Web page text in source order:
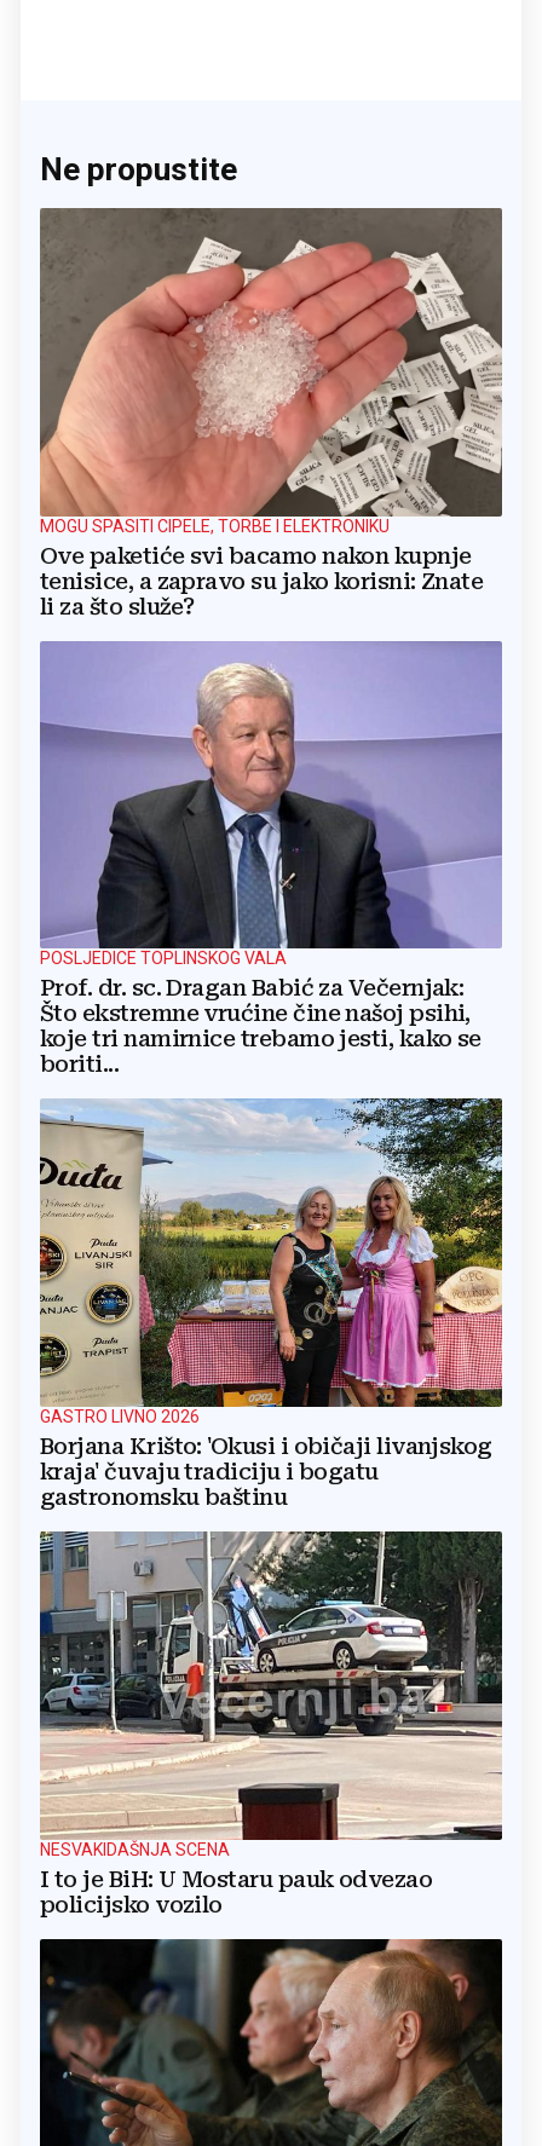
Ne propustite
MOGU SPASITI CIPELE, TORBE I ELEKTRONIKU
Ove paketiće svi bacamo nakon kupnje
tenisice, a zapravo su jako korisni: Znate
li za što služe?
POSLJEDICE TOPLINSKOG VALA
Prof. dr. sc. Dragan Babić za Večernjak:
Što ekstremne vrućine čine našoj psihi,
koje tri namirnice trebamo jesti, kako se
boriti...
GASTRO LIVNO 2026
Borjana Krišto: 'Okusi i običaji livanjskog
kraja' čuvaju tradiciju i bogatu
gastronomsku baštinu
NESVAKIDAŠNJA SCENA
I to je BiH: U Mostaru pauk odvezao
policijsko vozilo